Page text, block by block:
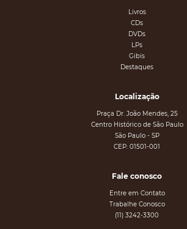
Livros
CDs
DVDs
LPs
Gibis
Destaques
Localização
Praça Dr. João Mendes, 25
Centro Histórico de São Paulo
São Paulo - SP
CEP: 01501-001
Fale conosco
Entre em Contato
Trabalhe Conosco
(11) 3242-3300